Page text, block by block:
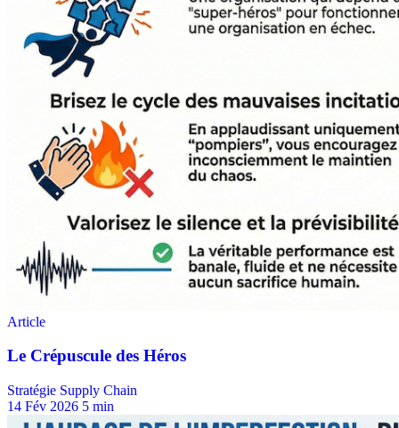
Stratégie Supply Chain
14 Fév 2026 5 min